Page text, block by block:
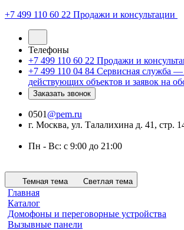
+7 499 110 60 22 Продажи и консультации
Телефоны
+7 499 110 60 22 Продажи и
+7 499 110 04 84 Сервисная служба —
действующих объектов и заявок на
Заказать звонок
0501 @pem.ru
г. Москва, ул. Талалихина д. 41, стр.
Пн - Вс: с 9:00 до 21:00
Темная тема Светлая тема
Главная
Каталог
Домофоны и переговорные устройства
Вызывные панели